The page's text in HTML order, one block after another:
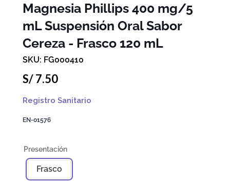
Magnesia Phillips 400 mg/5
mL Suspensión Oral Sabor
Cereza - Frasco 120 mL
FG000410
S/7.50
Registro Sanitario
EN-01576
Frasco